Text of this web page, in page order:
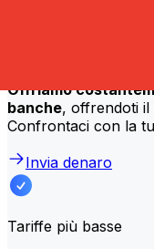
Offriamo
banche, offrendoti il
Confrontaci con la
Invia denaro
Tariffe più basse